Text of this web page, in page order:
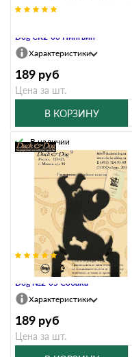
Dog CR2-03 Пингвин
Характеристики
189 руб
Цена за шт.
В КОРЗИНУ
Крючок двухрожковый Duck &
Dog №2-05 Собака
В наличии
Характеристики
189 руб
Цена за шт.